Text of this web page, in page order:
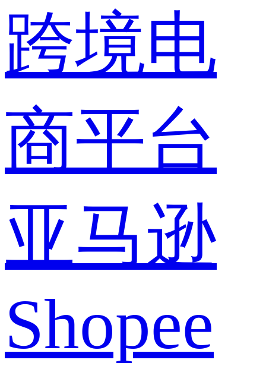
跨境电
商平台
亚马逊
Shopee